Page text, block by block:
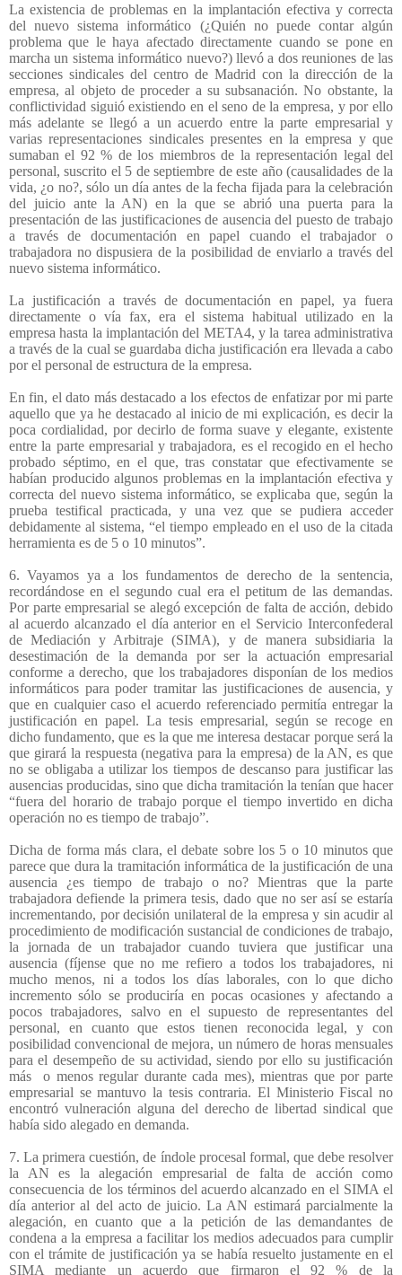
La existencia de problemas en la implantación efectiva y correcta
del nuevo sistema informático (¿Quién no puede contar algún
problema que le haya afectado directamente cuando se pone en
marcha un sistema informático nuevo?) llevó a dos reuniones de las
secciones sindicales del centro de Madrid con la dirección de la
empresa, al objeto de proceder a su subsanación. No obstante, la
conflictividad siguió existiendo en el seno de la empresa, y por ello
más adelante se llegó a un acuerdo entre la parte empresarial y
varias representaciones sindicales presentes en la empresa y que
sumaban el 92 % de los miembros de la representación legal del
personal, suscrito el 5 de septiembre de este año (causalidades de la
vida, ¿o no?, sólo un día antes de la fecha fijada para la celebración
del juicio ante la AN) en la que se abrió una puerta para la
presentación de las justificaciones de ausencia del puesto de trabajo
a través de documentación en papel cuando el trabajador o
trabajadora no dispusiera de la posibilidad de enviarlo a través del
nuevo sistema informático.
La justificación a través de documentación en papel, ya fuera
directamente o vía fax, era el sistema habitual utilizado en la
empresa hasta la implantación del META4, y la tarea administrativa
a través de la cual se guardaba dicha justificación era llevada a cabo
por el personal de estructura de la empresa.
En fin, el dato más destacado a los efectos de enfatizar por mi parte
aquello que ya he destacado al inicio de mi explicación, es decir la
poca cordialidad, por decirlo de forma suave y elegante, existente
entre la parte empresarial y trabajadora, es el recogido en el hecho
probado séptimo, en el que, tras constatar que efectivamente se
habían producido algunos problemas en la implantación efectiva y
correcta del nuevo sistema informático, se explicaba que, según la
prueba testifical practicada, y una vez que se pudiera acceder
debidamente al sistema, “el tiempo empleado en el uso de la citada
herramienta es de 5 o 10 minutos”.
6. Vayamos ya a los fundamentos de derecho de la sentencia,
recordándose en el segundo cual era el petitum de las demandas.
Por parte empresarial se alegó excepción de falta de acción, debido
al acuerdo alcanzado el día anterior en el Servicio Interconfederal
de Mediación y Arbitraje (SIMA), y de manera subsidiaria la
desestimación de la demanda por ser la actuación empresarial
conforme a derecho, que los trabajadores disponían de los medios
informáticos para poder tramitar las justificaciones de ausencia, y
que en cualquier caso el acuerdo referenciado permitía entregar la
justificación en papel. La tesis empresarial, según se recoge en
dicho fundamento, que es la que me interesa destacar porque será la
que girará la respuesta (negativa para la empresa) de la AN, es que
no se obligaba a utilizar los tiempos de descanso para justificar las
ausencias producidas, sino que dicha tramitación la tenían que hacer
“fuera del horario de trabajo porque el tiempo invertido en dicha
operación no es tiempo de trabajo”.
Dicha de forma más clara, el debate sobre los 5 o 10 minutos que
parece que dura la tramitación informática de la justificación de una
ausencia ¿es tiempo de trabajo o no? Mientras que la parte
trabajadora defiende la primera tesis, dado que no ser así se estaría
incrementando, por decisión unilateral de la empresa y sin acudir al
procedimiento de modificación sustancial de condiciones de trabajo,
la jornada de un trabajador cuando tuviera que justificar una
ausencia (fíjense que no me refiero a todos los trabajadores, ni
mucho menos, ni a todos los días laborales, con lo que dicho
incremento sólo se produciría en pocas ocasiones y afectando a
pocos trabajadores, salvo en el supuesto de representantes del
personal, en cuanto que estos tienen reconocida legal, y con
posibilidad convencional de mejora, un número de horas mensuales
para el desempeño de su actividad, siendo por ello su justificación
más
o menos regular durante cada mes), mientras que por parte
empresarial se mantuvo la tesis contraria. El Ministerio Fiscal no
encontró vulneración alguna del derecho de libertad sindical que
había sido alegado en demanda.
7. La primera cuestión, de índole procesal formal, que debe resolver
la AN es la alegación empresarial de falta de acción como
consecuencia de los términos del acuerdo alcanzado en el SIMA el
día anterior al del acto de juicio. La AN estimará parcialmente la
alegación, en cuanto que a la petición de las demandantes de
condena a la empresa a facilitar los medios adecuados para cumplir
con el trámite de justificación ya se había resuelto justamente en el
SIMA mediante un acuerdo que firmaron el 92 % de la